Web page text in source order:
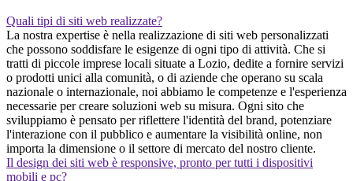
Quali tipi di siti web realizzate?
La nostra expertise è nella realizzazione di siti web personalizzati
che possono soddisfare le esigenze di ogni tipo di attività. Che si
tratti di piccole imprese locali situate a Lozio, dedite a fornire servizi
o prodotti unici alla comunità, o di aziende che operano su scala
nazionale o internazionale, noi abbiamo le competenze e l'esperienza
necessarie per creare soluzioni web su misura. Ogni sito che
sviluppiamo è pensato per riflettere l'identità del brand, potenziare
l'interazione con il pubblico e aumentare la visibilità online, non
importa la dimensione o il settore di mercato del nostro cliente.
Il design dei siti web è responsive, pronto per tutti i dispositivi
mobili e pc?